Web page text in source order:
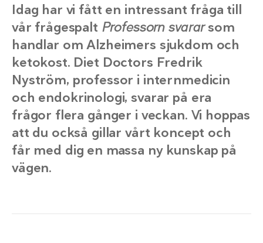
Idag har vi fått en intressant fråga till
vår frågespalt Professorn svararsom
handlar om Alzheimers sjukdom och
ketokost. Diet Doctors Fredrik
Nyström, professor i internmedicin
och endokrinologi, svarar på era
frågor flera gånger i veckan. Vi hoppas
att du också gillar vårt koncept och
får med dig en massa ny kunskap på
vägen.